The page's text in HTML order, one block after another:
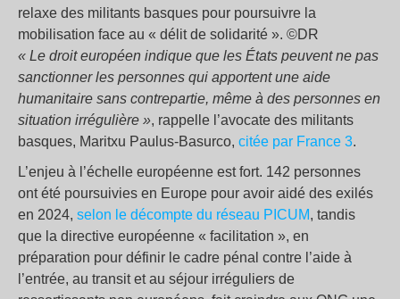
relaxe des militants basques pour poursuivre la
mobilisation face au « délit de solidarité ». ©DR
« Le droit européen indique que les États peuvent ne pas
sanctionner les personnes qui apportent une aide
humanitaire sans contrepartie, même à des personnes en
situation irrégulière », rappelle l’avocate des militants
basques, Maritxu Paulus-Basurco, citée par France 3.
L’enjeu à l’échelle européenne est fort. 142 personnes
ont été poursuivies en Europe pour avoir aidé des exilés
en 2024, selon le décompte du réseau PICUM, tandis
que la directive européenne « facilitation », en
préparation pour définir le cadre pénal contre l’aide à
l’entrée, au transit et au séjour irréguliers de